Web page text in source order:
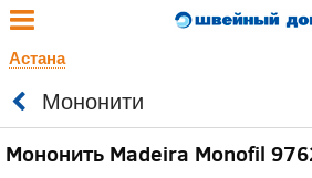
Астана
Мононити
Мононить Madeira Monofil